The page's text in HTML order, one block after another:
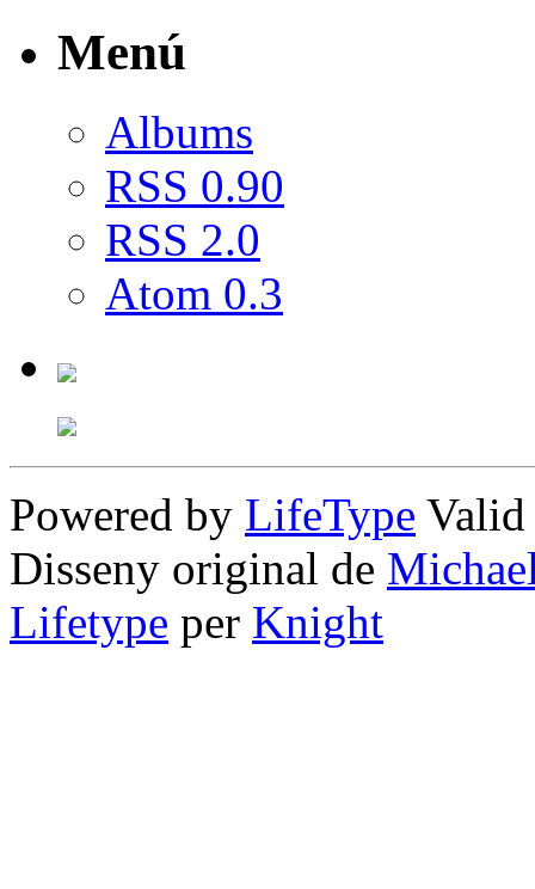
Menú
Albums
RSS 0.90
RSS 2.0
Atom 0.3
Powered by LifeType
Disseny original de
Lifetype per Knight